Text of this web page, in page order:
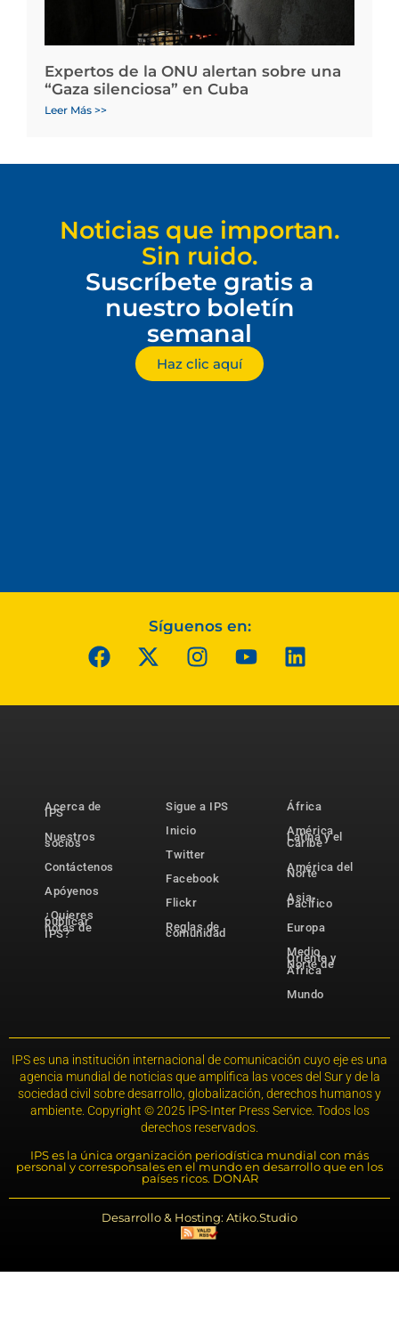
Expertos de la ONU alertan sobre una
“Gaza silenciosa” en Cuba
Leer Más >>
Noticias que importan.
Sin ruido.
Suscríbete gratis a
nuestro boletín
semanal
Haz clic aquí
Síguenos en:
Acerca de
IPS
Nuestros
socios
Contáctenos
Apóyenos
¿Quieres
publicar
notas de
IPS?
Sigue a IPS
Inicio
Twitter
Facebook
Flickr
Reglas de
comunidad
África
América
Latina y el
Caribe
América del
Norte
Asia-
Pacífico
Europa
Medio
Oriente y
Norte de
África
Mundo
IPS es una institución internacional de comunicación cuyo eje es una
agencia mundial de noticias que amplifica las voces del Sur y de la
sociedad civil sobre desarrollo, globalización, derechos humanos y
ambiente. Copyright © 2025 IPS-Inter Press Service. Todos los
derechos reservados.
IPS es la única organización periodística mundial con más
personal y corresponsales en el mundo en desarrollo que en los
países ricos. DONAR
Desarrollo & Hosting: Atiko.Studio